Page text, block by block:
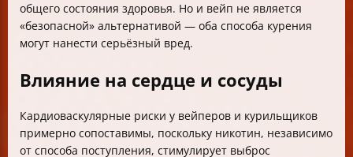
общего состояния здоровья. Но и вейп не является
«безопасной» альтернативой — оба способа курения
могут нанести серьёзный вред.
Влияние на сердце и сосуды
Кардиоваскулярные риски у вейперов и курильщиков
примерно сопоставимы, поскольку никотин, независимо
от способа поступления, стимулирует выброс